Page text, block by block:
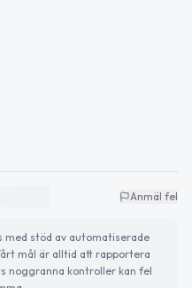
Anmäl fel
med stöd av automatiserade
mål är alltid att rapportera
noggranna kontroller kan fel